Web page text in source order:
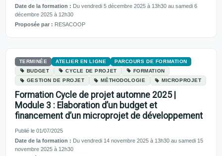
Date de la formation : Du vendredi 5 décembre 2025 à 13h30 au samedi 6
décembre 2025 à 12h30
Proposée par : RESACOOP
TERMINÉE ATELIER EN LIGNE
PARCOURS DE FORMATION
BUDGET
CYCLE DE PROJET
FORMATION
GESTION DE PROJET
MÉTHODOLOGIE MICROPROJET
Formation Cycle de projet automne 2025 |
Module 3 : Elaboration d’un budget et
financement d’un microprojet de développement
Publié le 01/07/2025
Date de la formation : Du vendredi 14 novembre 2025 à 13h30 au samedi 15
novembre 2025 à 12h30